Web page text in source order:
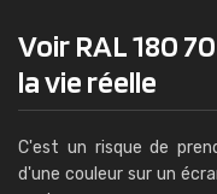
Voir RAL 180
la vie réelle
C'est un risque de
d'une couleur sur un